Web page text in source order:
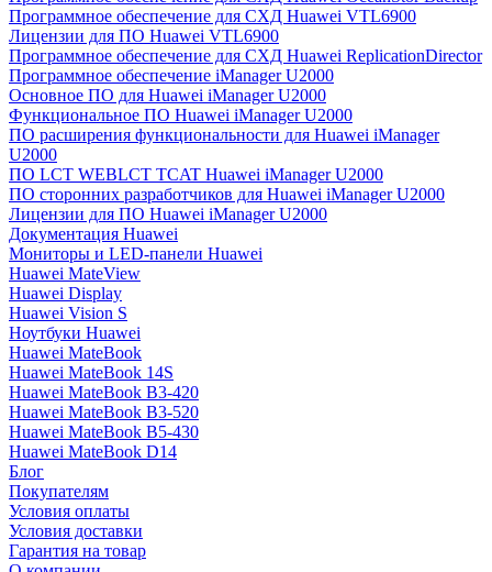
Программное обеспечение для СХД Huawei VTL6900
Лицензии для ПО Huawei VTL6900
Программное обеспечение для СХД Huawei ReplicationDirector
Программное обеспечение iManager U2000
Основное ПО для Huawei iManager U2000
Функциональное ПО Huawei iManager U2000
ПО расширения функциональности для Huawei iManager
U2000
ПО LCT WEBLCT TCAT Huawei iManager U2000
ПО сторонних разработчиков для Huawei iManager U2000
Лицензии для ПО Huawei iManager U2000
Документация Huawei
Мониторы и LED-панели Huawei
Huawei MateView
Huawei Display
Huawei Vision S
Ноутбуки Huawei
Huawei MateBook
Huawei MateBook 14S
Huawei MateBook B3-420
Huawei MateBook B3-520
Huawei MateBook B5-430
Huawei MateBook D14
Блог
Покупателям
Условия оплаты
Условия доставки
Гарантия на товар